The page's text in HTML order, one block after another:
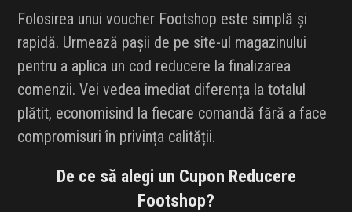
Folosirea unui voucher Footshop este simplă și
rapidă. Urmează pașii de pe site-ul magazinului
pentru a aplica un cod reducere la finalizarea
comenzii. Vei vedea imediat diferența la totalul
plătit, economisind la fiecare comandă fără a face
compromisuri în privința calității.
De ce să alegi un Cupon Reducere
Footshop?